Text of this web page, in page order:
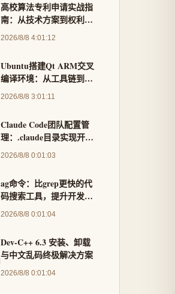
高校算法专利申请实战指
南：从技术方案到权利保
护
2026/8/8 4:01:12
Ubuntu搭建Qt ARM交叉
编译环境：从工具链到部
署全流程详解
2026/8/8 3:01:11
Claude Code团队配置管
理：.claude目录实现开发
环境标准化与技能共享
2026/8/8 0:01:03
ag命令：比grep更快的代
码搜索工具，提升开发效
率
2026/8/8 0:01:04
Dev-C++ 6.3 安装、卸载
与中文乱码终极解决方案
2026/8/8 0:01:04